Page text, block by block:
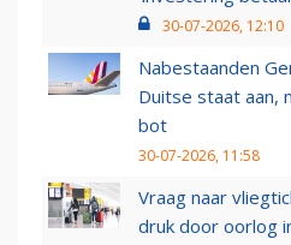
30-07-2026, 12:10
Nabestaanden
Duitse staat aan,
bot
30-07-2026, 11:58
Vraag naar
druk door oorlog